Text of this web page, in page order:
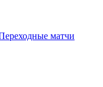
матчи